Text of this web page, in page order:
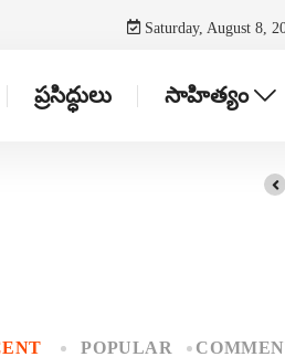
Saturday, August 8,
ప్రసిద్ధులు సాహిత్యం
POPULAR